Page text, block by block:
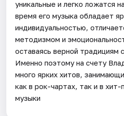
уникальные и легко ложатся
время его музыка обладает
индивидуальностью,
методизмом и
оставаясь верной традициям
Именно поэтому на счету
много ярких хитов,
как в рок-чартах, так и в хит-
музыки